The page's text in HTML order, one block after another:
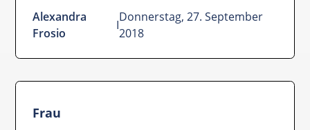
Alexandra
Frosio
I
Donnerstag, 27. September
2018
Frau